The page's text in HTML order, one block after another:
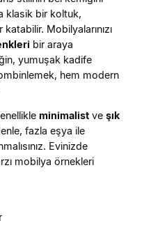
klasik bir koltuk,
Mobilyalarınızı
bir araya
yumuşak kadife
hem modern
minimalist ve şık
fazla eşya ile
Evinizde
mobilya örnekleri